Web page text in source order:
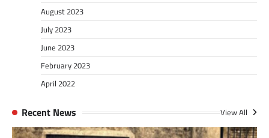
August 2023
July 2023
June 2023
February 2023
April 2022
Recent News View All